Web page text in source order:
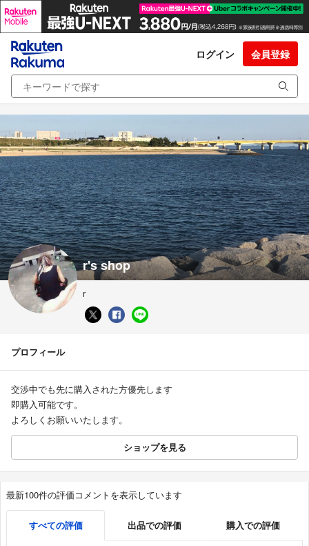
ログイン 会員登録
r's shop
r
プロフィール
交渉中でも先に購入された方優先します
即購入可能です。
よろしくお願いいたします。
ショップを見る
最新100件の評価コメントを表示しています
すべての評価 出品での評価 購入での評価